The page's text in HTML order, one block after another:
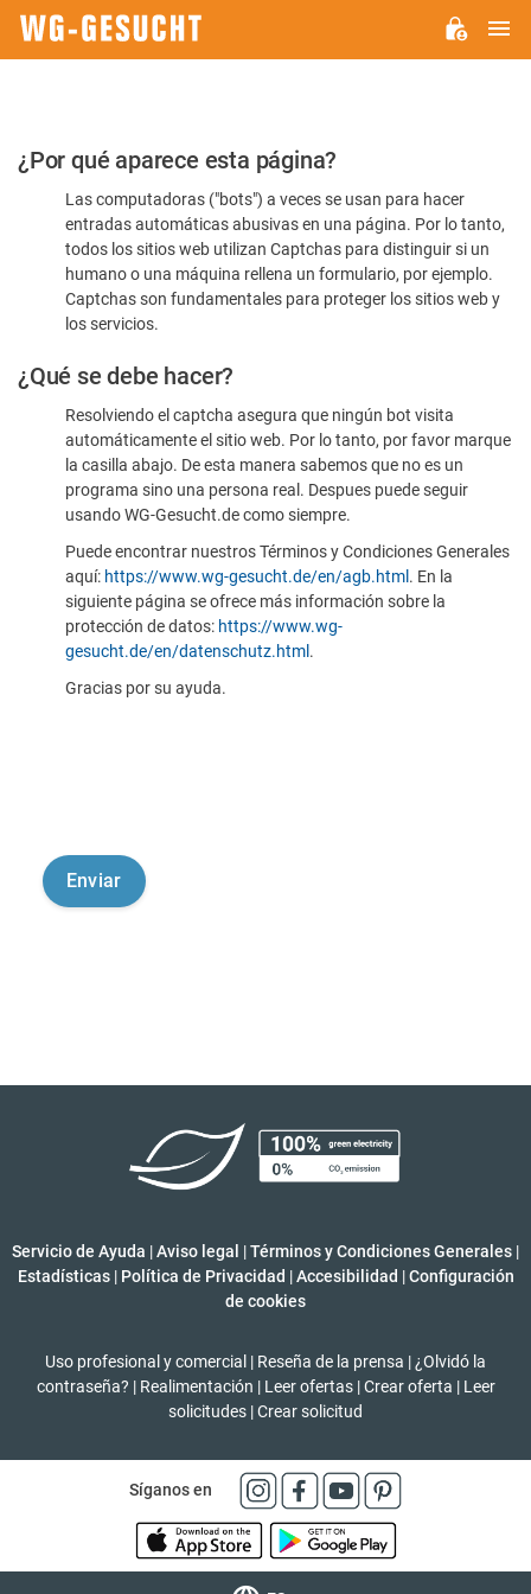
Por
favor,
confirme
humano
¿Por qué aparece esta página?
Las computadoras ("bots") a veces se usan para hacer
entradas automáticas abusivas en una página. Por lo tanto,
todos los sitios web utilizan Captchas para distinguir si un
humano o una máquina rellena un formulario, por ejemplo.
Captchas son fundamentales para proteger los sitios web y
los servicios.
¿Qué se debe hacer?
Resolviendo el captcha asegura que ningún bot visita
automáticamente el sitio web. Por lo tanto, por favor marque
la casilla abajo. De esta manera sabemos que no es un
programa sino una persona real. Despues puede seguir
usando WG-Gesucht.de como siempre.
Puede encontrar nuestros Términos y Condiciones Generales
aquí: https://www.wg-gesucht.de/en/agb.html . En la
siguiente página se ofrece más información sobre la
protección de datos: https://www.wg-
gesucht.de/en/datenschutz.html .
Gracias por su ayuda.
Servicio de Ayuda |Aviso legal |Términos y Condiciones Generales |
Estadísticas | Política de Privacidad | Accesibilidad | Configuración
de cookies
Uso profesional y comercial | Reseña de la prensa | ¿Olvidó la
contraseña? | Realimentación | Leer ofertas | Crear oferta | Leer
solicitudes |Crear solicitud
Síganos en